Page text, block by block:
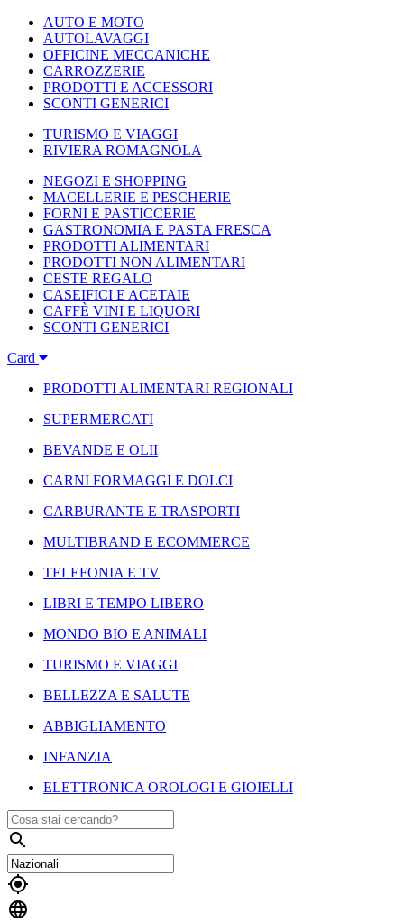
AUTO E MOTO
AUTOLAVAGGI
OFFICINE MECCANICHE
CARROZZERIE
PRODOTTI E ACCESSORI
SCONTI GENERICI
TURISMO E VIAGGI
RIVIERA ROMAGNOLA
NEGOZI E SHOPPING
MACELLERIE E PESCHERIE
FORNI E PASTICCERIE
GASTRONOMIA E PASTA FRESCA
PRODOTTI ALIMENTARI
PRODOTTI NON ALIMENTARI
CESTE REGALO
CASEIFICI E ACETAIE
CAFFÈ VINI E LIQUORI
SCONTI GENERICI
Card
PRODOTTI ALIMENTARI REGIONALI
SUPERMERCATI
BEVANDE E OLII
CARNI FORMAGGI E DOLCI
CARBURANTE E TRASPORTI
MULTIBRAND E ECOMMERCE
TELEFONIA E TV
LIBRI E TEMPO LIBERO
MONDO BIO E ANIMALI
TURISMO E VIAGGI
BELLEZZA E SALUTE
ABBIGLIAMENTO
INFANZIA
ELETTRONICA OROLOGI E GIOIELLI


